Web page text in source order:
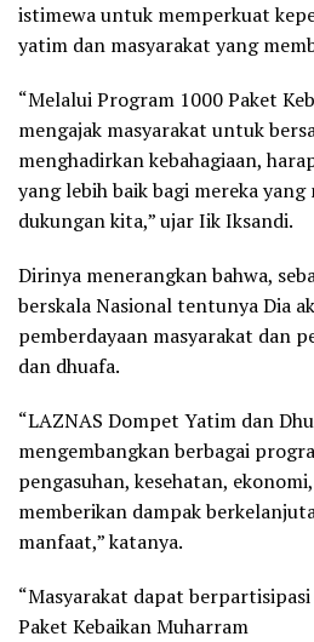
istimewa untuk memperkuat
yatim dan masyarakat yang
“Melalui Program 1000 Paket
mengajak masyarakat untuk
menghadirkan kebahagiaan,
yang lebih baik bagi mereka
dukungan kita,” ujar Iik Iksandi.
Dirinya menerangkan bahwa,
berskala Nasional tentunya Dia
pemberdayaan masyarakat dan
dan dhuafa.
“LAZNAS Dompet Yatim dan
mengembangkan berbagai
pengasuhan, kesehatan,
memberikan dampak
manfaat,” katanya.
“Masyarakat dapat
Paket Kebaikan Muharram